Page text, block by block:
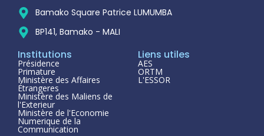
Bamako Square Patrice LUMUMBA
BP141, Bamako - MALI
Institutions
Présidence
Primature
Ministère des Affaires
Étrangeres
Ministère des Maliens de
l'Exterieur
Ministère de l'Economie
Numerique de la
Communication
Liens utiles
AES
ORTM
L'ESSOR